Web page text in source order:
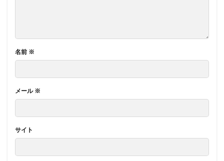
名前 ※
メール ※
サイト